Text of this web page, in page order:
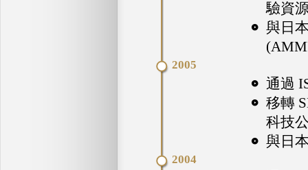
驗資
與日
2005
通過
移轉
科技
與日
2004